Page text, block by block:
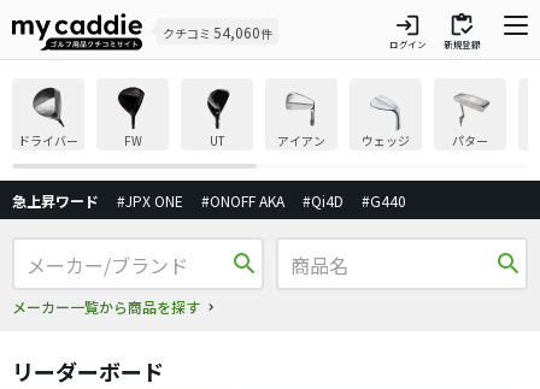
クチコミ 54,060件 login
ログイン
inventory
新規登録
ドライバー FW UT アイアン ウェッジ パター
急上昇ワード #JPX ONE #ONOFF AKA #Qi4D #G440
search
メーカー一覧から商品を探す
search
リーダーボード